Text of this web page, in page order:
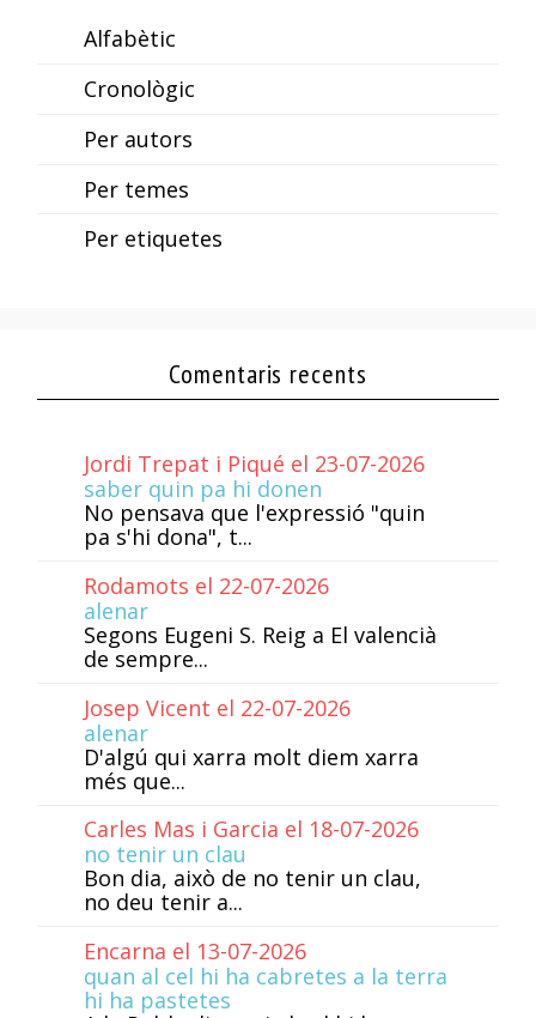
Alfabètic
Cronològic
Per autors
Per temes
Per etiquetes
Comentaris recents
Jordi Trepat i Piqué el 23-07-2026
saber quin pa hi donen
No pensava que l'expressió "quin
pa s'hi dona", t...
Rodamots el 22-07-2026
alenar
Segons Eugeni S. Reig a El valencià
de sempre...
Josep Vicent el 22-07-2026
alenar
D'algú qui xarra molt diem xarra
més que...
Carles Mas i Garcia el 18-07-2026
no tenir un clau
Bon dia, això de no tenir un clau,
no deu tenir a...
Encarna el 13-07-2026
quan al cel hi ha cabretes a la terra
hi ha pastetes